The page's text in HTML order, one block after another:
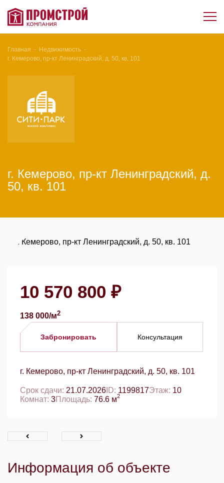
Главная - Недвижимость -
г. Кемерово, пр-кт Ленинградский, д. 50, кв. 101
г. Кемерово, пр-кт Ленинградский, д.
50, кв. 101
10 570 800 ₽
138 000/м2
Забронировать Консультация
г. Кемерово, пр-кт Ленинградский, д. 50, кв. 101
Срок сдачи: 21.07.2026 ID: 1199817Этаж: 10
Комнат: 3Площадь: 76.6 м2
Информация об объекте